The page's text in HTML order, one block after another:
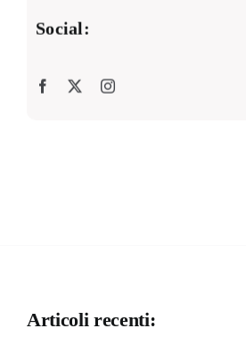
Social:
Articoli recenti: